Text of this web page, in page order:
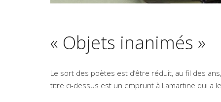
« Objets inanimés »
Le sort des poètes est d’être réduit, au fil des
titre ci-dessus est un emprunt à Lamartine qui a